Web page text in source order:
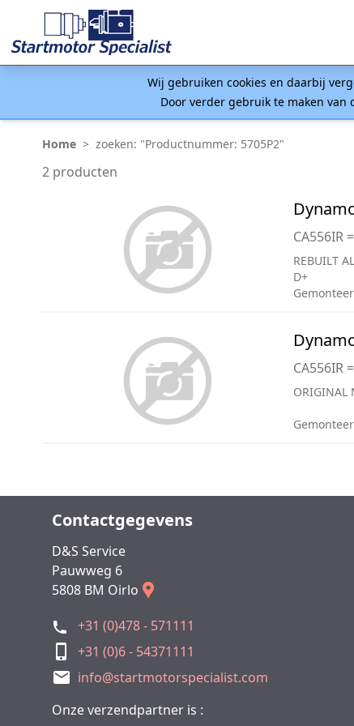
Wij gebruiken cookies en daarbij
Door verder gebruik te maken van
Home > zoeken: "Productnummer: 5705P2"
2 producten
CA556IR
REBUILT
D+
CA556IR
ORIGINAL
Contactgegevens
D&S Service
Pauwweg 6
5808 BM Oirlo
+31 (0)478 - 571111
+31 (0)6 - 54371111
info@startmotorspecialist.com
Onze verzendpartner is :